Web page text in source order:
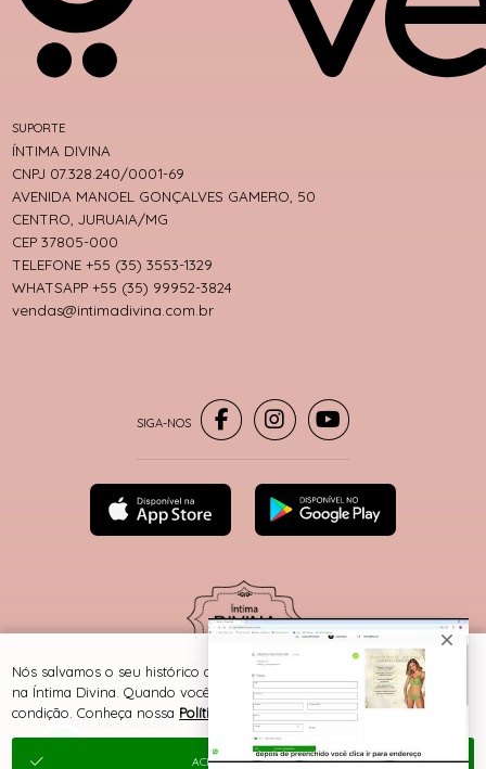
SITE 100% SEGURO PLATAFORMA B2B
SUPORTE
ÍNTIMA DIVINA
CNPJ 07.328.240/0001-69
AVENIDA MANOEL GONÇALVES GAMERO, 50
CENTRO, JURUAIA/MG
CEP 37805-000
TELEFONE +55 (35) 3553-1329
WHATSAPP +55 (35) 99952-3824
vendas@intimadivina.com.br
® TODOS DIREITOS RESERVADOS
Nós salvamos o seu histórico de uso pra oferecer a melhor experiência
na Íntima Divina. Quando você navega no nosso site, aceita esta
condição. Conheça nossa Política de Cookies e Privacidade.
ACEITAR E FECHAR